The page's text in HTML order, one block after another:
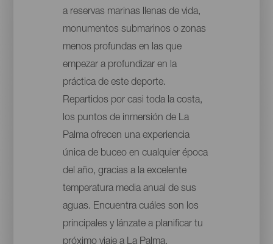
a reservas marinas llenas de vida,
monumentos submarinos o zonas
menos profundas en las que
empezar a profundizar en la
práctica de este deporte.
Repartidos por casi toda la costa,
los puntos de inmersión de La
Palma ofrecen una experiencia
única de buceo en cualquier época
del año, gracias a la excelente
temperatura media anual de sus
aguas. Encuentra cuáles son los
principales y lánzate a planificar tu
próximo viaje a La Palma.